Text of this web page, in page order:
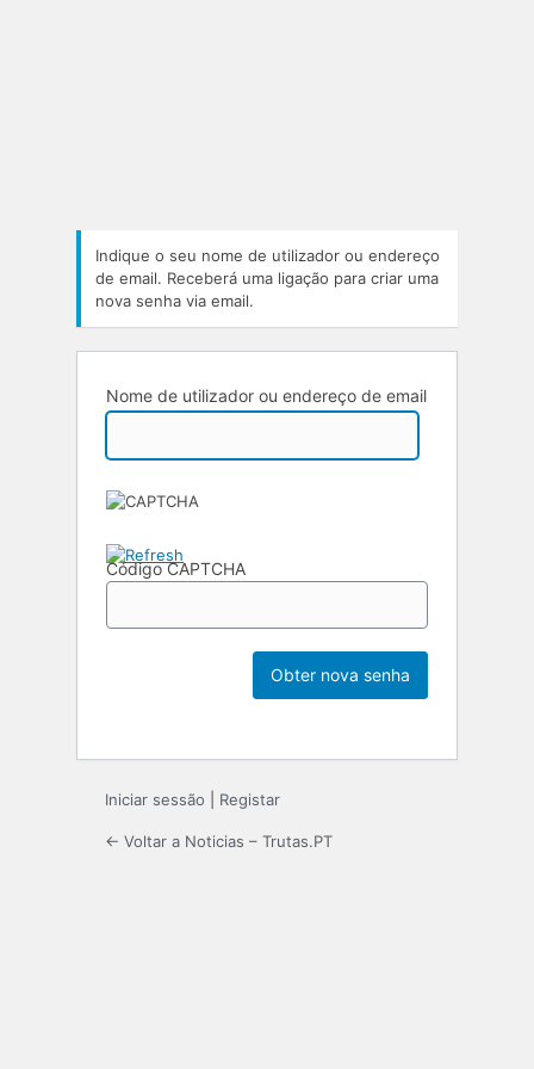
Indique o seu nome de utilizador ou endereço
de email. Receberá uma ligação para criar uma
nova senha via email.
Nome de utilizador ou endereço de email
Código CAPTCHA
Iniciar sessão Registar
← Voltar a Noticias – Trutas.PT